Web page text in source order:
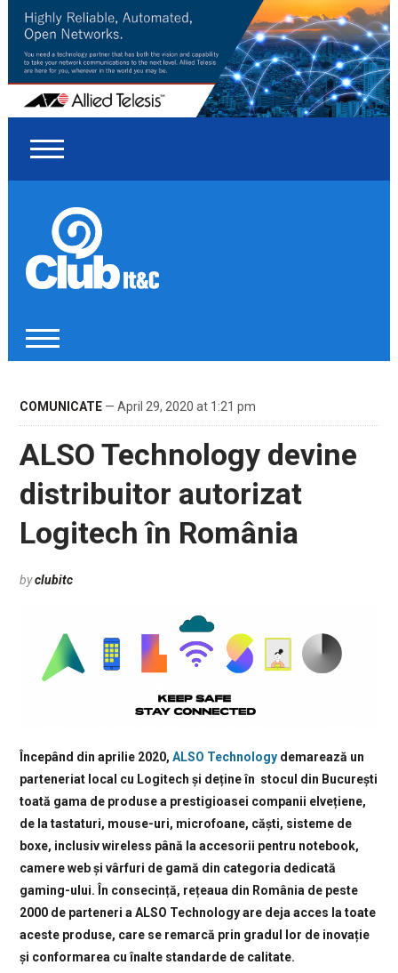
COMUNICATE— April 29, 2020 at 1:21 pm
ALSO Technology devine
distribuitor autorizat
Logitech în România
byclubitc
Începând din aprilie 2020, ALSO Technologydemarează un
parteneriat local cu Logitech și deține în stocul din București
toată gama de produse a prestigioasei companii elvețiene,
de la tastaturi, mouse-uri, microfoane, căști, sisteme de
boxe, inclusiv wireless până la accesorii pentru notebook,
camere web și vârfuri de gamă din categoria dedicată
gaming-ului. În consecință, rețeaua din România de peste
2000 de parteneri a ALSO Technology are deja acces la toate
aceste produse, care se remarcă prin gradul lor de inovație
și conformarea cu înalte standarde de calitate.